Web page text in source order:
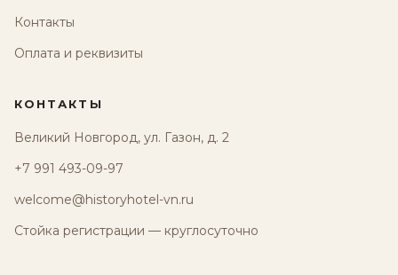
Контакты
Оплата и реквизиты
КОНТАКТЫ
Великий Новгород, ул. Газон, д. 2
+7 991 493-09-97
welcome@historyhotel-vn.ru
Стойка регистрации — круглосуточно